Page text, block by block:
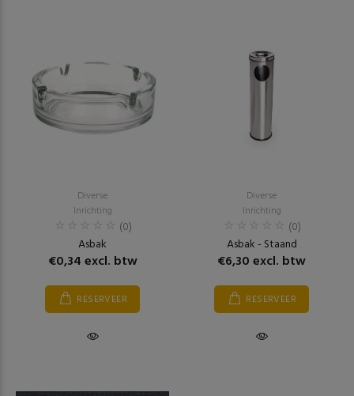
Diverse
Inrichting
(0)
Asbak
€0,34 excl. btw
RESERVEER
Diverse
Inrichting
(0)
Asbak - Staand
€6,30 excl. btw
RESERVEER